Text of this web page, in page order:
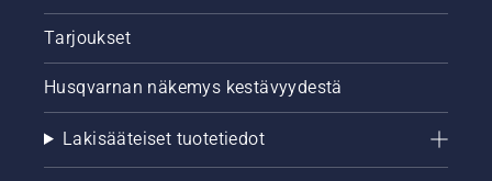
Tarjoukset
Husqvarnan näkemys kestävyydestä
Lakisääteiset tuotetiedot